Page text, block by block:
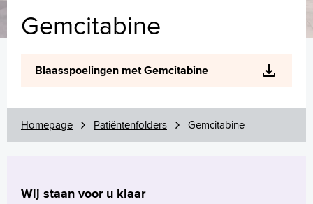
Verwijzers
Language
Zoeken
Français
Gemcitabine
Blaasspoelingen met Gemcitabine
Homepage Patiëntenfolders Gemcitabine
Wij staan voor u klaar